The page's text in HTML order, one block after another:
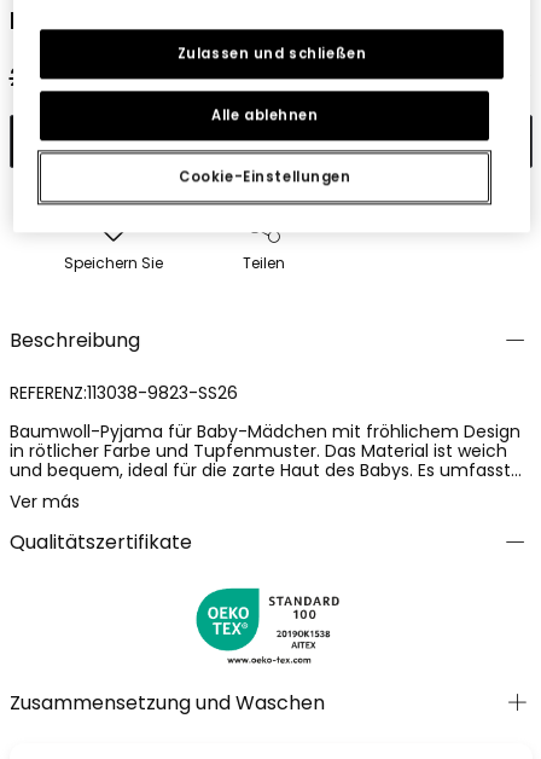
Baumwoll-Strampler für Baby mit Aufdruck
22,95 € 11,45 €
In den Warenkorb
Speichern Sie Teilen
Beschreibung
REFERENZ:113038-9823-SS26
Baumwoll-Pyjama für Baby-Mädchen mit fröhlichem Design
in rötlicher Farbe und Tupfenmuster. Das Material ist weich
und bequem, ideal für die zarte Haut des Babys. Es umfasst
einen dekorativen Volant auf der Brust und ein kleines
Ziermotiv einer Marienkäfer am seitlichen Teil. Funktional mit
Druckknöpfen an den Schultern, was den Wechsel erleichtert.
Erhältlich in Größen von 0 bis 24 Monaten, um sich dem
Ver más
Qualitätszertifikate
Zusammensetzung und Waschen
Cookie-Einstellungen
Alle ablehnen
Zulassen und schließen